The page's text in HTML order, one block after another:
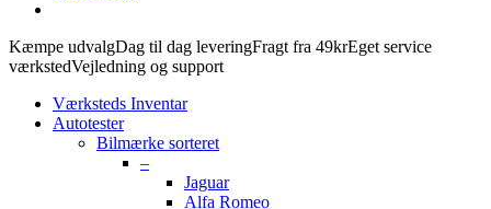
Kæmpe udvalgDag til dag leveringFragt fra 49krEget service
værkstedVejledning og support
Værksteds Inventar
Autotester
Bilmærke sorteret
–
Jaguar
Alfa Romeo